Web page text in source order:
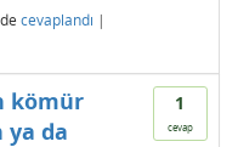
cevaplandı |
1
cevap
kömür
da